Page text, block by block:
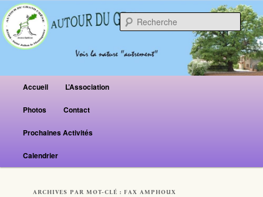
Menu principal
Aller au contenu principal
Aller au contenu secondaire
Accueil L’Association
Photos Contact
Prochaines Activités
Calendrier
ARCHIVES PAR MOT-CLÉ :FAX AMPHOUX